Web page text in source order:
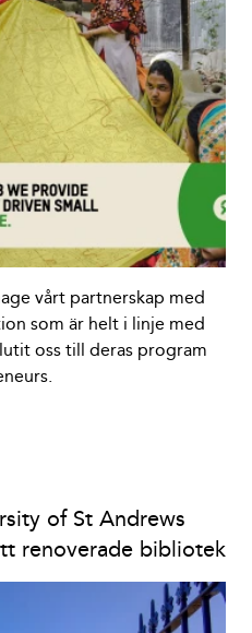
vårt partnerskap med
som är helt i linje med
oss till deras program
of St Andrews
renoverade bibliotek